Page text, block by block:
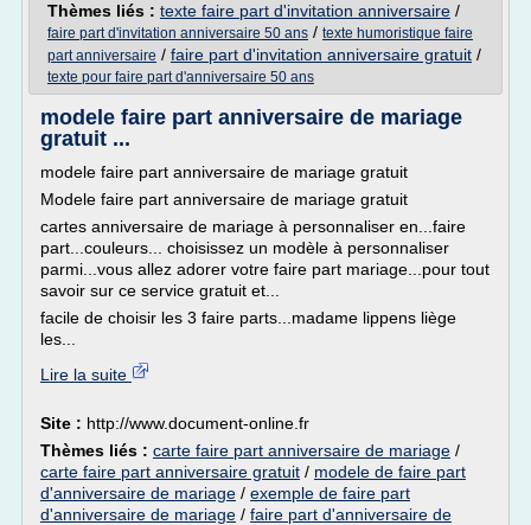
Thèmes liés : texte faire part d'invitation anniversaire /
faire part d'invitation anniversaire 50 ans / texte humoristique faire
part anniversaire / faire part d'invitation anniversaire gratuit /
texte pour faire part d'anniversaire 50 ans
modele faire part anniversaire de mariage
gratuit ...
modele faire part anniversaire de mariage gratuit
Modele faire part anniversaire de mariage gratuit
cartes anniversaire de mariage à personnaliser en...faire
part...couleurs... choisissez un modèle à personnaliser
parmi...vous allez adorer votre faire part mariage...pour tout
savoir sur ce service gratuit et...
facile de choisir les 3 faire parts...madame lippens liège
les...
Lire la suite
Site : http://www.document-online.fr
Thèmes liés : carte faire part anniversaire de mariage /
carte faire part anniversaire gratuit / modele de faire part
d'anniversaire de mariage / exemple de faire part
d'anniversaire de mariage / faire part d'anniversaire de